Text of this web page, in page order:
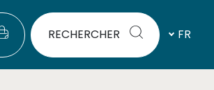
RECHERCHER FR